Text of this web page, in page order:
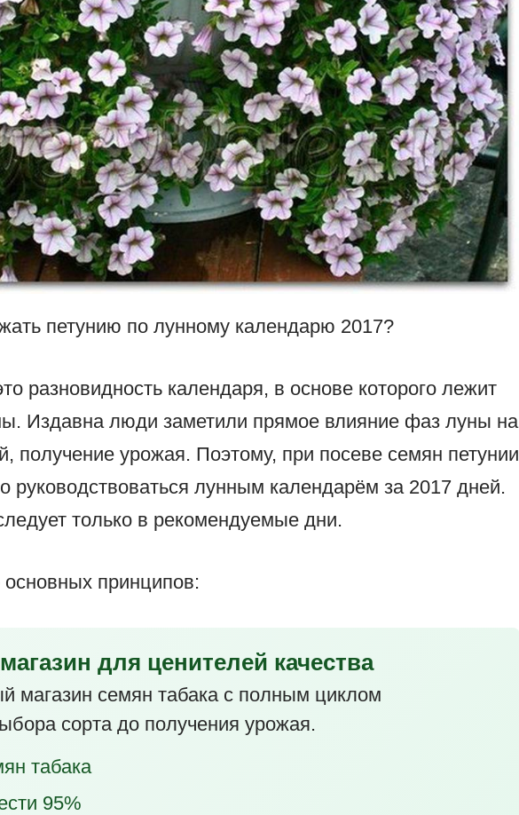
петунию по лунному календарю 2017?
разновидность календаря, в основе которого лежит
Издавна люди заметили прямое влияние фаз луны на
получение урожая. Поэтому, при посеве семян петунии
руководствоваться лунным календарём за 2017 дней.
только в рекомендуемые дни.
принципов:
для ценителей качества
магазин семян табака с полным циклом
сорта до получения урожая.
табака
95%